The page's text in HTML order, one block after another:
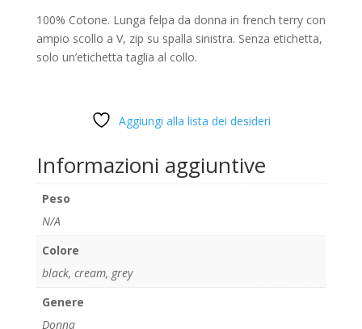
100% Cotone. Lunga felpa da donna in french terry con
ampio scollo a V, zip su spalla sinistra. Senza etichetta,
solo un’etichetta taglia al collo.
Aggiungi alla lista dei desideri
Informazioni aggiuntive
Peso
N/A
Colore
black, cream, grey
Genere
Donna